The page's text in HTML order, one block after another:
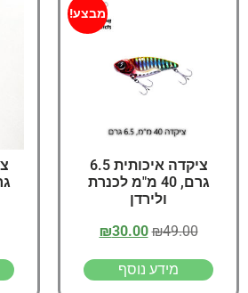
מבצע!
ציקדה איכותית 6.5
גרם, 40 מ"מ לכנרת
ולירדן
₪49.00
₪30.00
מידע נוסף